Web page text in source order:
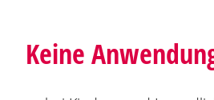
Keine